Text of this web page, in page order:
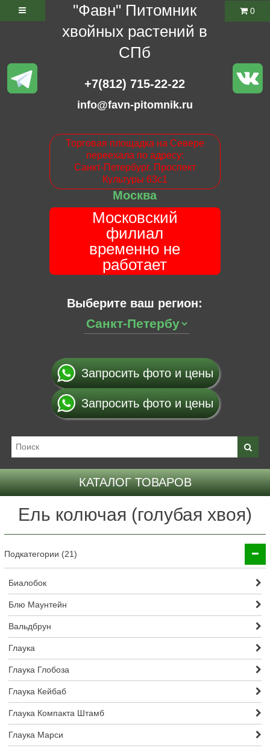
"Фавн" Питомник
хвойных растений в
СПб
+7(812) 715-22-22
info@favn-pitomnik.ru
Торговая площадка на Севере
переехала по адресу:
Санкт-Петербург. Проспект
Культуры 63с1
Москва
Московский
филиал
временно не
работает
Выберите ваш регион:
0
Запросить фото и цены
Запросить фото и цены
КАТАЛОГ ТОВАРОВ
Ель колючая (голубая хвоя)
Подкатегории (21)
Биалобок
Блю Маунтейн
Вальдбрун
Глаука
Глаука Глобоза
Глаука Кейбаб
Глаука Компакта Штамб
Глаука Марси